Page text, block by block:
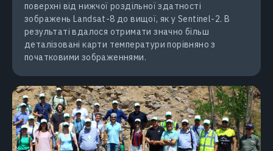
поверхні від нижчої роздільної здатності
зображень Landsat-8 до вищої, як у Sentinel-2. В
результаті вдалося отримати значно більш
деталізовані карти температури порівняно з
початковими зображеннями.